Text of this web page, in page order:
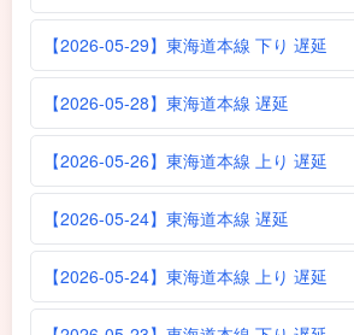
【2026-05-29】東海道本線 下り 遅延
【2026-05-28】東海道本線 遅延
【2026-05-26】東海道本線 上り 遅延
【2026-05-24】東海道本線 遅延
【2026-05-24】東海道本線 上り 遅延